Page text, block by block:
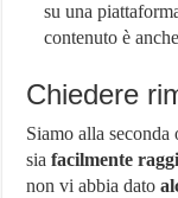
su una
contenuto è
Chiedere
Siamo alla
sia facilmente
non vi abbia dato